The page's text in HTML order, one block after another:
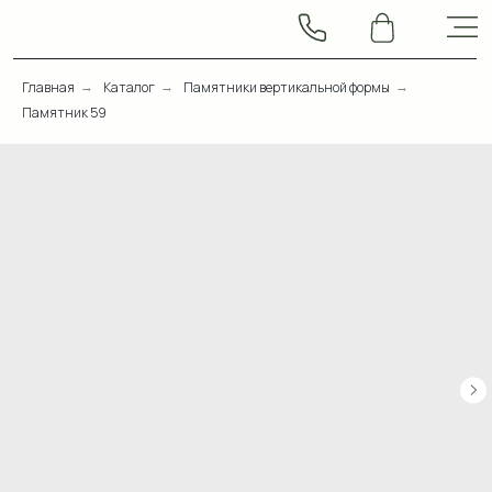
Главная → Каталог → Памятники вертикальной формы →
Памятник 59